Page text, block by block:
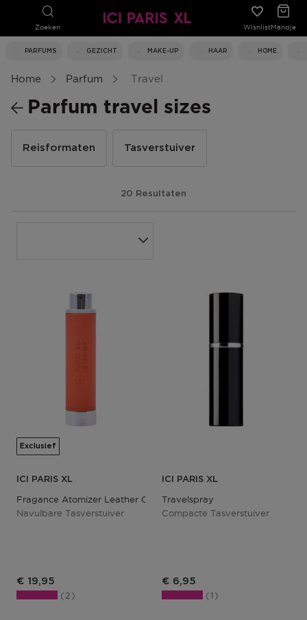
Zoeken WishlistMandje
PARFUMS GEZICHT MAKE-UP HAAR HOME
Home Parfum Travel
Parfum travel sizes
Reisformaten Tasverstuiver
20 Resultaten
Exclusief
ICI PARIS XL
Fragance Atomizer Leather Orange
Navulbare Tasverstuiver
Productprijs
€ 19,95
2
ICI PARIS XL
Travelspray
Compacte Tasverstuiver
Productprijs
€ 6,95
1